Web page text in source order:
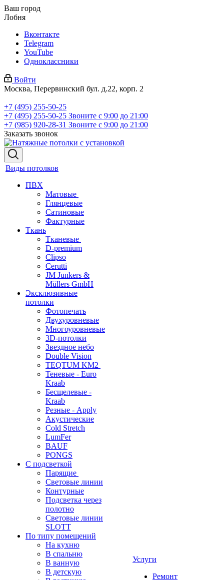
Ваш город
Лобня
Вконтакте
Telegram
YouTube
Одноклассники
Войти
Москва, Перервинский бул. д.22, корп. 2
+7 (495) 255-50-25
+7 (495) 255-50-25 Звоните с 9:00 до 21:00
+7 (985) 920-28-31 Звоните с 9:00 до 21:00
Заказать звонок
Виды потолков
ПВХ
Матовые
Глянцевые
Сатиновые
Фактурные
Ткань
Тканевые
D-premium
Clipso
Cerutti
JM Junkers &
Müllers GmbH
Эксклюзивные
потолки
Фотопечать
Двухуровневые
Многоуровневые
3D-потолки
Звездное небо
Double Vision
TEQTUM KM2
Теневые - Euro
Kraab
Бесщелевые -
Kraab
Резные - Apply
Акустические
Cold Stretch
LumFer
BAUF
PONGS
С подсветкой
Парящие
Световые линии
Контурные
Подсветка через
полотно
Световые линии
SLOTT
По типу помещений
На кухню
В спальню
В ванную
В детскую
Услуги
Ремонт